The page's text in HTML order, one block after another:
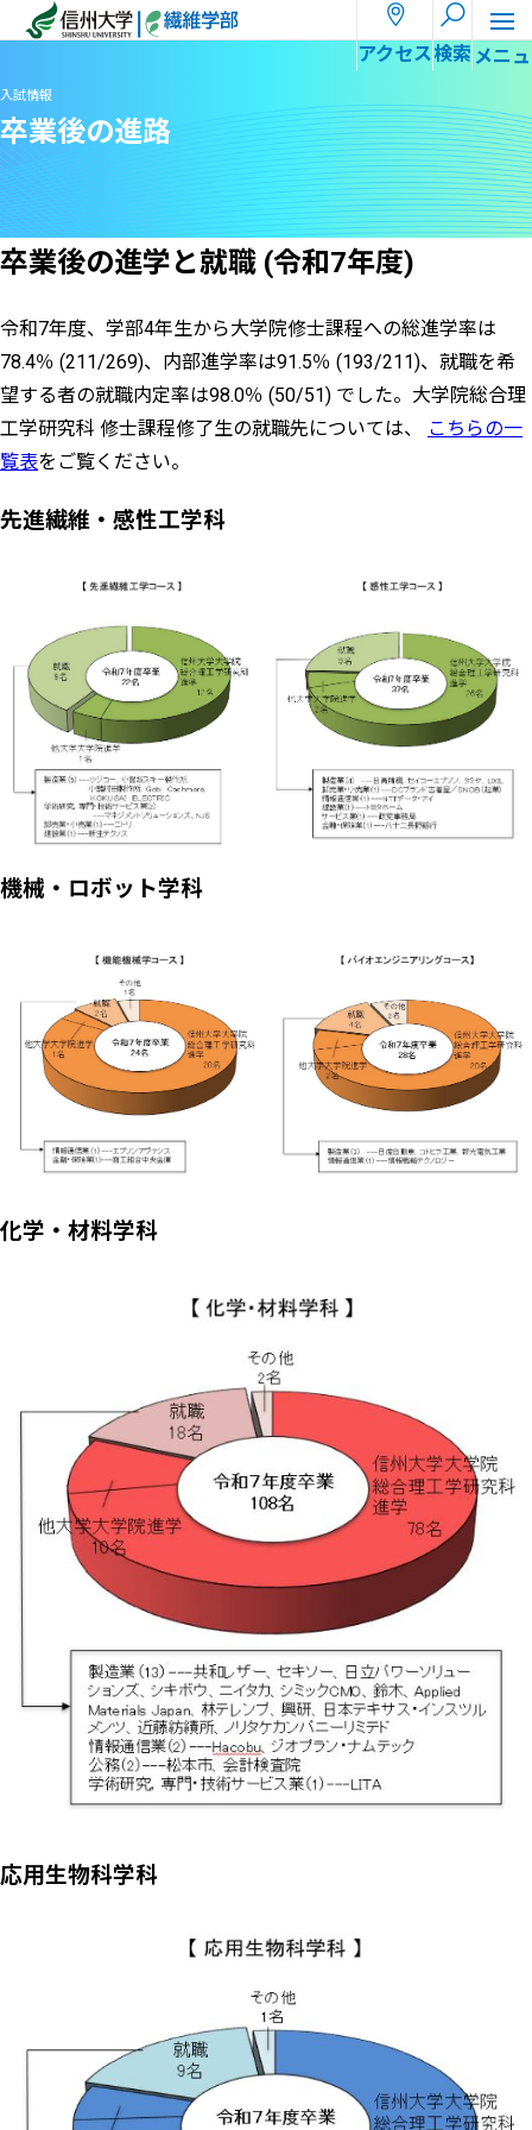
ホーム 入試情報 卒業後の進路
入試情報
卒業後の進路
卒業後の進学と就職 (令和7年度)
令和7年度、学部4年生から大学院修士課程への総進学率は
78.4％ (211/269)、内部進学率は91.5％ (193/211)、就職を希
望する者の就職内定率は98.0％ (50/51) でした。大学院総合理
工学研究科 修士課程修了生の就職先については、
こちらの一
覧表をご覧ください。
先進繊維・感性工学科
機械・ロボット学科
化学・材料学科
応用生物科学科
アクセス検索